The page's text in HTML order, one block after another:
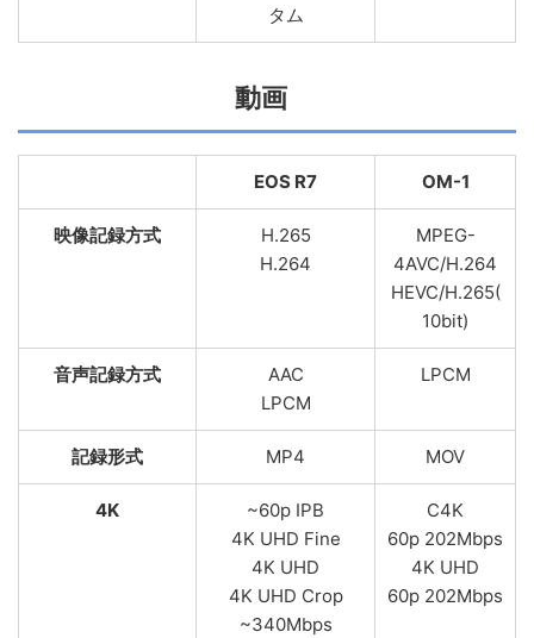
タム
動画
EOS R7 OM-1
映像記録方式
H.265
H.264
MPEG-
4AVC/H.264
HEVC/H.265(
10bit)
音声記録方式
AAC
LPCM
LPCM
記録形式 MP4 MOV
4K
~60p IPB
4K UHD Fine
4K UHD
4K UHD Crop
~340Mbps
C4K
60p 202Mbps
4K UHD
60p 202Mbps